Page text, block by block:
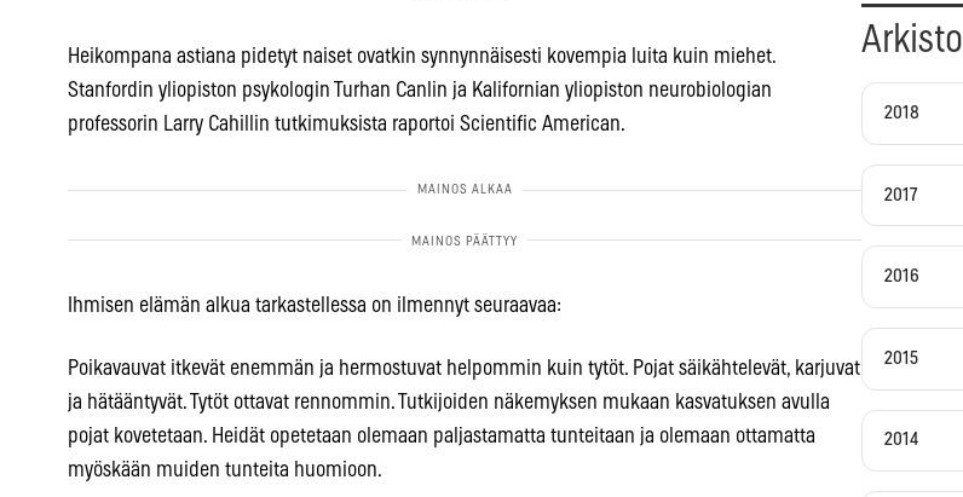
Heikompana astiana pidetyt naiset ovatkin synnynnäisesti kovempia luita kuin miehet.
Stanfordin yliopiston psykologin Turhan Canlin ja Kalifornian yliopiston neurobiologian
professorin Larry Cahillin tutkimuksista raportoi Scientific American.
Ihmisen elämän alkua tarkastellessa on ilmennyt seuraavaa:
Poikavauvat itkevät enemmän ja hermostuvat helpommin kuin tytöt. Pojat säikähtelevät, karjuvat
ja hätääntyvät. Tytöt ottavat rennommin. Tutkijoiden näkemyksen mukaan kasvatuksen avulla
pojat kovetetaan. Heidät opetetaan olemaan paljastamatta tunteitaan ja olemaan ottamatta
myöskään muiden tunteita huomioon.
Arkisto
2018
2017
2016
2015
2014